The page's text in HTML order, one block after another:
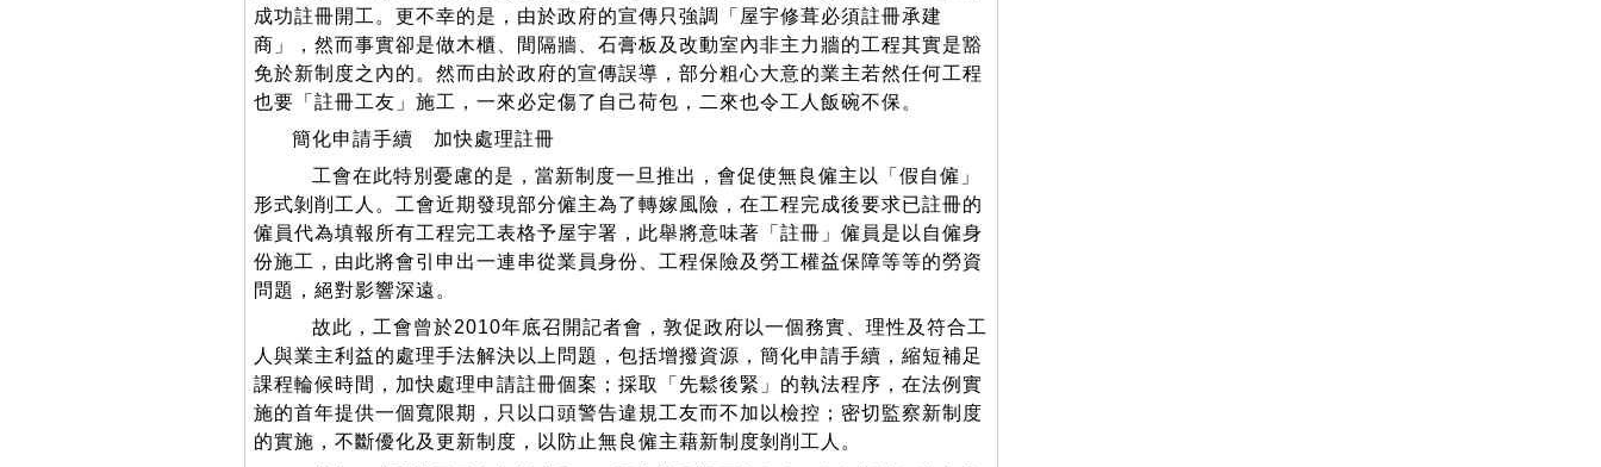
成功註冊開工。更不幸的是，由於政府的宣傳只強調「屋宇修葺必須註冊承建
商」，然而事實卻是做木櫃、間隔牆、石膏板及改動室內非主力牆的工程其實是豁
免於新制度之內的。然而由於政府的宣傳誤導，部分粗心大意的業主若然任何工程
也要「註冊工友」施工，一來必定傷了自己荷包，二來也令工人飯碗不保。
簡化申請手續 加快處理註冊
工會在此特別憂慮的是，當新制度一旦推出，會促使無良僱主以「假自僱」
形式剝削工人。工會近期發現部分僱主為了轉嫁風險，在工程完成後要求已註冊的
僱員代為填報所有工程完工表格予屋宇署，此舉將意味著「註冊」僱員是以自僱身
份施工，由此將會引申出一連串從業員身份、工程保險及勞工權益保障等等的勞資
問題，絕對影響深遠。
故此，工會曾於2010年底召開記者會，敦促政府以一個務實、理性及符合工
人與業主利益的處理手法解決以上問題，包括增撥資源，簡化申請手續，縮短補足
課程輪候時間，加快處理申請註冊個案；採取「先鬆後緊」的執法程序，在法例實
施的首年提供一個寬限期，只以口頭警告違規工友而不加以檢控；密切監察新制度
的實施，不斷優化及更新制度，以防止無良僱主藉新制度剝削工人。